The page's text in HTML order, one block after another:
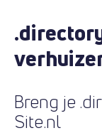
Breng je
Site.nl